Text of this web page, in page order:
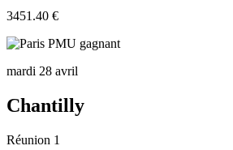
3451.40 €
mardi 28 avril
Chantilly
Réunion 1